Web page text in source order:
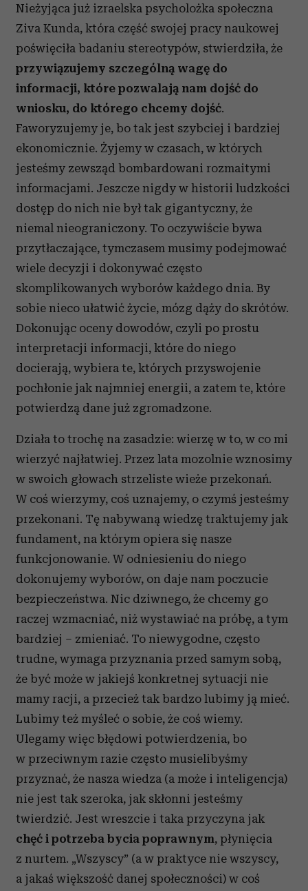
Nieżyjąca już izraelska psycholożka społeczna
Ziva Kunda, która część swojej pracy naukowej
poświęciła badaniu stereotypów, stwierdziła, że
przywiązujemy szczególną wagę do
informacji, które pozwalają nam dojść do
wniosku, do którego chcemy dojść.
Faworyzujemy je, bo tak jest szybciej i bardziej
ekonomicznie. Żyjemy w czasach, w których
jesteśmy zewsząd bombardowani rozmaitymi
informacjami. Jeszcze nigdy w historii ludzkości
dostęp do nich nie był tak gigantyczny, że
niemal nieograniczony. To oczywiście bywa
przytłaczające, tymczasem musimy podejmować
wiele decyzji i dokonywać często
skomplikowanych wyborów każdego dnia. By
sobie nieco ułatwić życie, mózg dąży do skrótów.
Dokonując oceny dowodów, czyli po prostu
interpretacji informacji, które do niego
docierają, wybiera te, których przyswojenie
pochłonie jak najmniej energii, a zatem te, które
potwierdzą dane już zgromadzone.
Działa to trochę na zasadzie: wierzę w to, w co mi
wierzyć najłatwiej. Przez lata mozolnie wznosimy
w swoich głowach strzeliste wieże przekonań.
W coś wierzymy, coś uznajemy, o czymś jesteśmy
przekonani. Tę nabywaną wiedzę traktujemy jak
fundament, na którym opiera się nasze
funkcjonowanie. W odniesieniu do niego
dokonujemy wyborów, on daje nam poczucie
bezpieczeństwa. Nic dziwnego, że chcemy go
raczej wzmacniać, niż wystawiać na próbę, a tym
bardziej – zmieniać. To niewygodne, często
trudne, wymaga przyznania przed samym sobą,
że być może w jakiejś konkretnej sytuacji nie
mamy racji, a przecież tak bardzo lubimy ją mieć.
Lubimy też myśleć o sobie, że coś wiemy.
Ulegamy więc błędowi potwierdzenia, bo
w przeciwnym razie często musielibyśmy
przyznać, że nasza wiedza (a może i inteligencja)
nie jest tak szeroka, jak skłonni jesteśmy
twierdzić. Jest wreszcie i taka przyczyna jak
chęć i potrzeba bycia poprawnym, płynięcia
z nurtem. „Wszyscy” (a w praktyce nie wszyscy,
a jakaś większość danej społeczności) w coś